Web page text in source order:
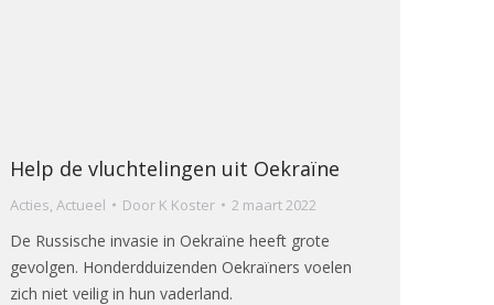
Help de vluchtelingen uit Oekraïne
Acties, Actueel Door K Koster 2 maart 2022
De Russische invasie in Oekraïne heeft grote
gevolgen. Honderdduizenden Oekraïners voelen
zich niet veilig in hun vaderland.